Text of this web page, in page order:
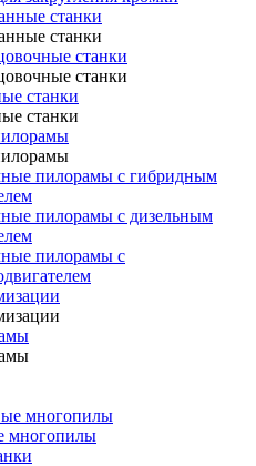
станки
станки
станки
станки
станки
станки
пилорамы с гибридным
пилорамы с дизельным
пилорамы с
многопилы
многопилы